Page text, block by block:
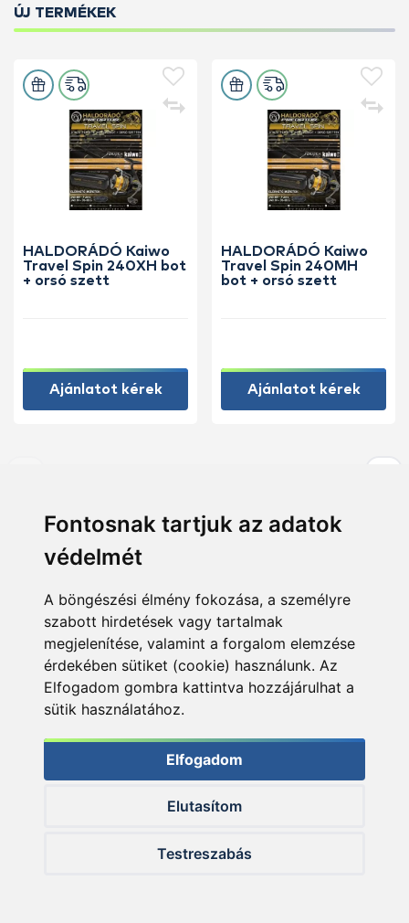
Fontosnak tartjuk az adatok
védelmét
A böngészési élmény fokozása, a személyre
szabott hirdetések vagy tartalmak
megjelenítése, valamint a forgalom elemzése
érdekében sütiket (cookie) használunk. Az
Elfogadom gombra kattintva hozzájárulhat a
sütik használatához.
Elfogadom
Elutasítom
Testreszabás
ÚJ TERMÉKEK
HALDORÁDÓ Kaiwo
Travel Spin 240XH bot
+ orsó szett
Ajánlatot kérek
HALDORÁDÓ Kaiwo
Travel Spin 240MH
bot + orsó szett
Ajánlatot kérek
KIEMELT AJÁNLATOK
+450
By Döme TEAM
FEEDER Big River
Dobókesztyű ujj
+300
Ft